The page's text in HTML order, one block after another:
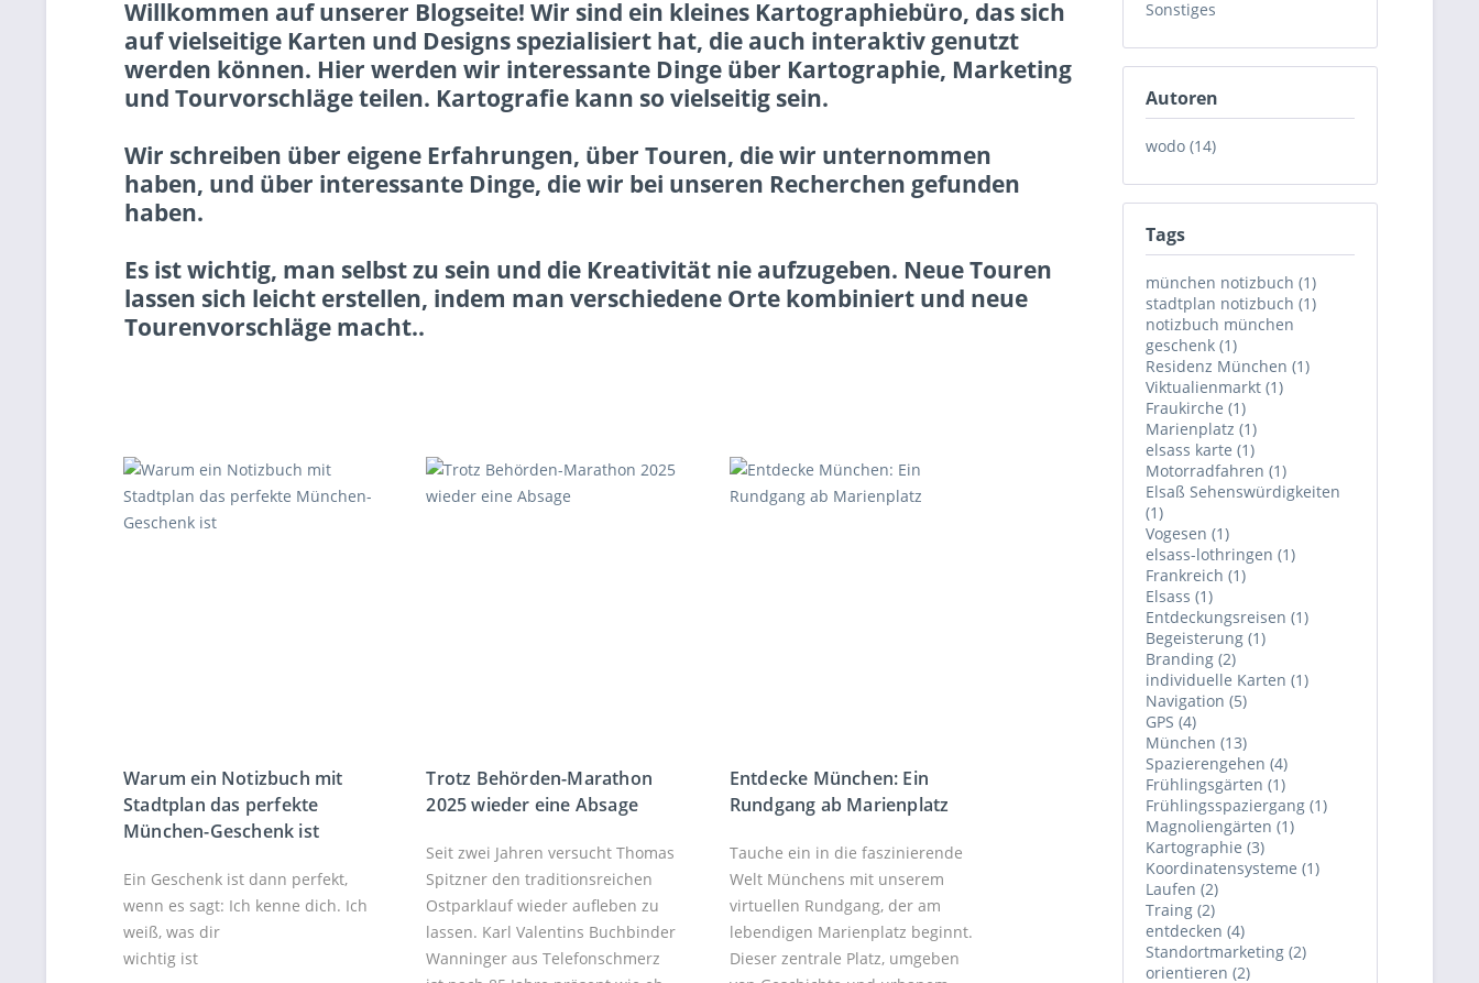
Sonstiges
Autoren
wodo (14)
Tags
münchen notizbuch (1)
stadtplan notizbuch (1)
notizbuch münchen
geschenk (1)
Residenz München (1)
Viktualienmarkt (1)
Fraukirche (1)
Marienplatz (1)
elsass karte (1)
Motorradfahren (1)
Elsaß Sehenswürdigkeiten
(1)
Vogesen (1)
elsass-lothringen (1)
Frankreich (1)
Elsass (1)
Entdeckungsreisen (1)
Begeisterung (1)
Branding (2)
individuelle Karten (1)
Navigation (5)
GPS (4)
München (13)
Spazierengehen (4)
Frühlingsgärten (1)
Frühlingsspaziergang (1)
Magnoliengärten (1)
Kartographie (3)
Koordinatensysteme (1)
Laufen (2)
Traing (2)
entdecken (4)
Standortmarketing (2)
orientieren (2)
Willkommen auf unserer Blogseite! Wir sind ein kleines Kartographiebüro, das sich
auf vielseitige Karten und Designs spezialisiert hat, die auch interaktiv genutzt
werden können. Hier werden wir interessante Dinge über Kartographie, Marketing
und Tourvorschläge teilen. Kartografie kann so vielseitig sein.
Wir schreiben über eigene Erfahrungen, über Touren, die wir unternommen
haben, und über interessante Dinge, die wir bei unseren Recherchen gefunden
haben.
Es ist wichtig, man selbst zu sein und die Kreativität nie aufzugeben. Neue Touren
lassen sich leicht erstellen, indem man verschiedene Orte kombiniert und neue
Tourenvorschläge macht..
Warum ein Notizbuch mit
Stadtplan das perfekte
München-Geschenk ist
Ein Geschenk ist dann perfekt,
wenn es sagt: Ich kenne dich. Ich
weiß, was dir
wichtig ist
Trotz Behörden-Marathon
2025 wieder eine Absage
Seit zwei Jahren versucht Thomas
Spitzner den traditionsreichen
Ostparklauf wieder aufleben zu
lassen. Karl Valentins Buchbinder
Wanninger aus Telefonschmerz
Entdecke München: Ein
Rundgang ab Marienplatz
Tauche ein in die faszinierende
Welt Münchens mit unserem
virtuellen Rundgang, der am
lebendigen Marienplatz beginnt.
Dieser zentrale Platz, umgeben